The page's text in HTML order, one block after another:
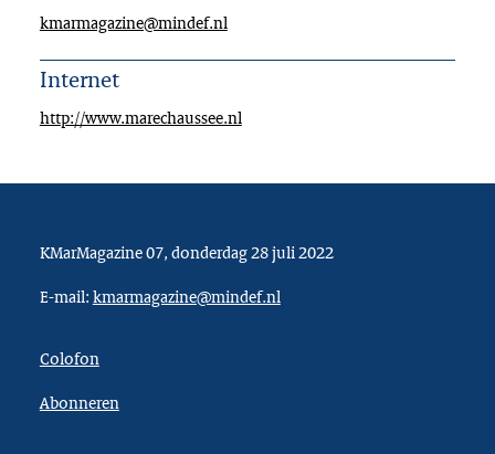
kmarmagazine@mindef.nl
Internet
http://www.marechaussee.nl
KMarMagazine 07, donderdag 28 juli 2022
E-mail: kmarmagazine@mindef.nl
Colofon
Abonneren